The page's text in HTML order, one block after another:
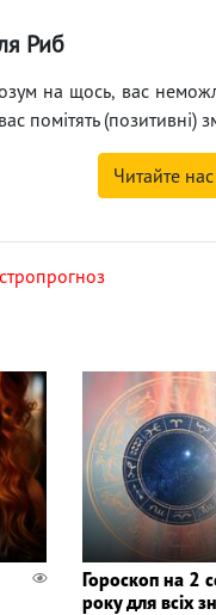
Риб
на щось, вас
помітять (позитивні)
Читайте
Гороскоп на 2
року для всіх